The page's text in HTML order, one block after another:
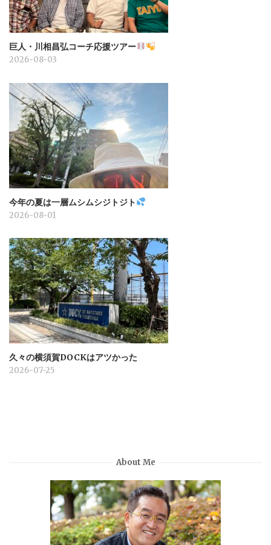
巨人・川相昌弘コーチ応援ツアー
2026-08-03
今年の夏は一層ムシムシジトジト
2026-08-01
久々の横須賀DOCKはアツかった
2026-07-25
About Me